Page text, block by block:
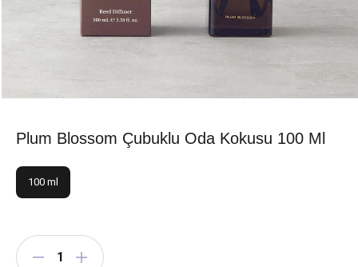
Plum Blossom Çubuklu Oda Kokusu 100 Ml
100 ml